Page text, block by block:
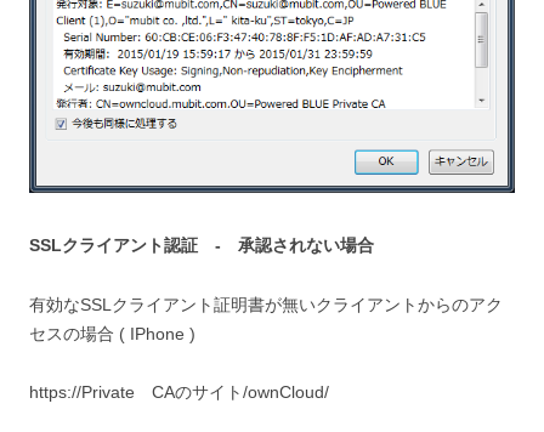
SSLクライアント認証 - 承認されない場合
有効なSSLクライアント証明書が無いクライアントからのアク
セスの場合 ( IPhone )
https://Private CAのサイト/ownCloud/